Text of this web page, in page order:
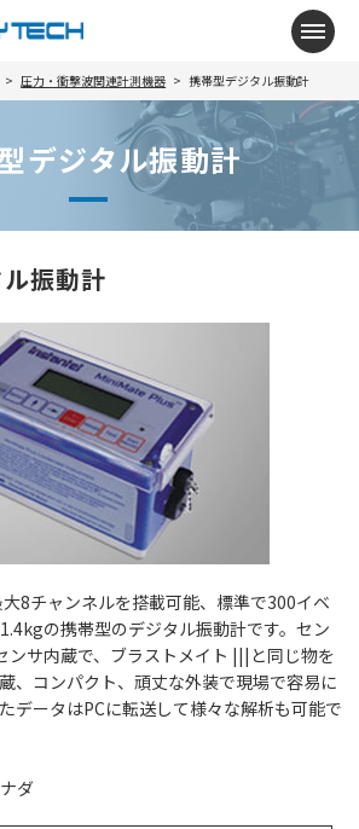
メニ
圧力・衝撃波関連計測機器 携帯型デジタル振動計
デジタル振動計
振動計
8チャンネルを搭載可能、標準で300イベ
の携帯型のデジタル振動計です。セン
ンサ内蔵で、ブラストメイト |||と同じ物を
、コンパクト、頑丈な外装で現場で容易に
データはPCに転送して様々な解析も可能で
ダ